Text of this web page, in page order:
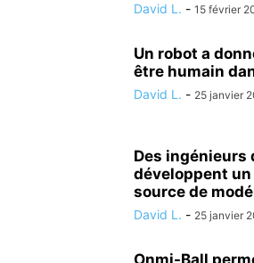
David L. - 15 février
Un robot a
être humain
David L. - 25 janvier
Des ingénieurs
développent
source de
David L. - 25 janvier
Onmi-Ball